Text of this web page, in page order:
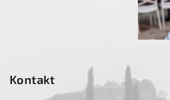
Kontakt